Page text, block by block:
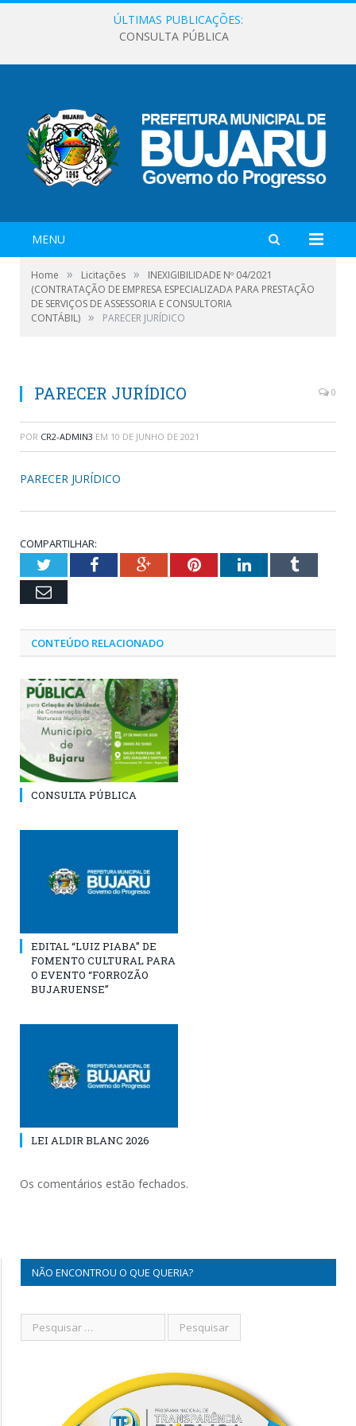
ÚLTIMAS PUBLICAÇÕES:
CONSULTA PÚBLICA
MENU
Home » Licitações »
INEXIGIBILIDADE Nº 04/2021
(CONTRATAÇÃO DE EMPRESA ESPECIALIZADA PARA PRESTAÇÃO
DE SERVIÇOS DE ASSESSORIA E CONSULTORIA
CONTÁBIL) » PARECER JURÍDICO
PARECER JURÍDICO 0
POR CR2-ADMIN3 EM 10 DE JUNHO DE 2021
PARECER JURÍDICO
COMPARTILHAR:
TwitterFacebookGoogle+PinterestLinkedInTumblr
Email
CONTEÚDO RELACIONADO
CONSULTA PÚBLICA
EDITAL “LUIZ PIABA” DE
FOMENTO CULTURAL PARA
O EVENTO “FORROZÃO
BUJARUENSE”
LEI ALDIR BLANC 2026
Os comentários estão fechados.
NÃO ENCONTROU O QUE QUERIA?